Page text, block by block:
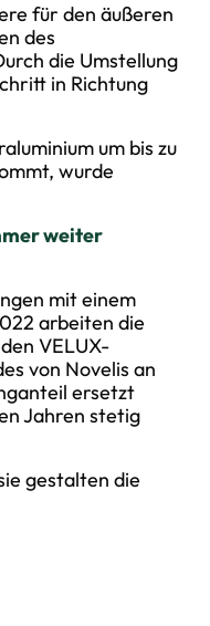
für den äußeren
des
die Umstellung
in Richtung
um bis zu
wurde
weiter
mit einem
arbeiten die
VELUX-
von Novelis an
ersetzt
Jahren stetig
gestalten die